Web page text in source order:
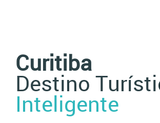
Curitiba
Destino
Inteligente